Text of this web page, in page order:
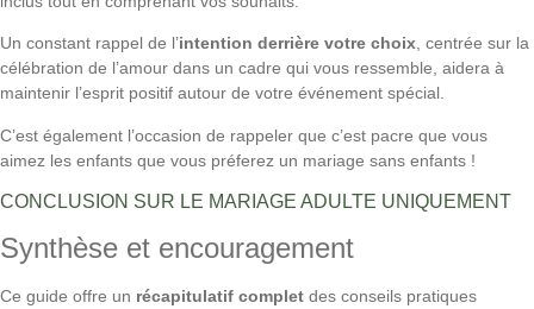
Un constant rappel de l’intention derrière votre choix, centrée sur la
célébration de l’amour dans un cadre qui vous ressemble, aidera à
maintenir l’esprit positif autour de votre événement spécial.
C’est également l’occasion de rappeler que c’est pacre que vous
aimez les enfants que vous préferez un mariage sans enfants !
CONCLUSION SUR LE MARIAGE ADULTE UNIQUEMENT
Synthèse et encouragement
Ce guide offre un récapitulatif complet des conseils pratiques